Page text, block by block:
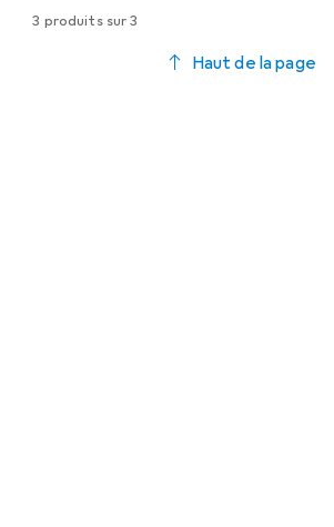
3 produits sur 3
Haut de la page